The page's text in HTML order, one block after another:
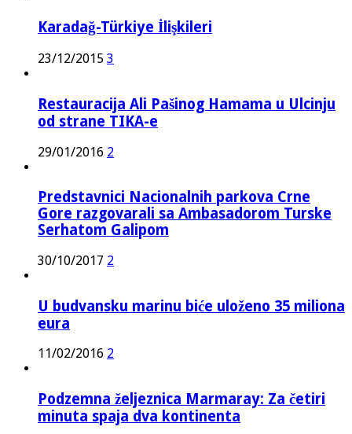
Karadağ-Türkiye İlişkileri
23/12/2015 3
Restauracija Ali Pašinog Hamama u Ulcinju
od strane TIKA-e
29/01/2016 2
Predstavnici Nacionalnih parkova Crne
Gore razgovarali sa Ambasadorom Turske
Serhatom Galipom
30/10/2017 2
U budvansku marinu biće uloženo 35 miliona
eura
11/02/2016 2
Podzemna željeznica Marmaray: Za četiri
minuta spaja dva kontinenta